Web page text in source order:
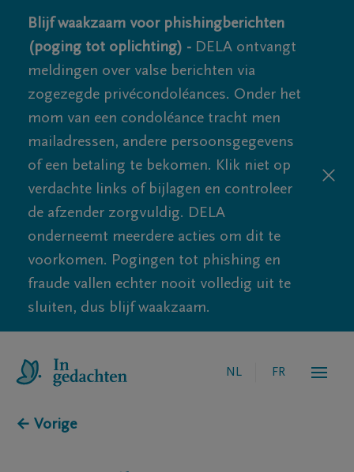
Blijf waakzaam voor phishingberichten
(poging tot oplichting) - DELA ontvangt
meldingen over valse berichten via
zogezegde privécondoléances. Onder het
mom van een condoléance tracht men
mailadressen, andere persoonsgegevens
of een betaling te bekomen. Klik niet op
verdachte links of bijlagen en controleer
de afzender zorgvuldig. DELA
onderneemt meerdere acties om dit te
voorkomen. Pogingen tot phishing en
fraude vallen echter nooit volledig uit te
sluiten, dus blijf waakzaam.
NL FR
← Vorige